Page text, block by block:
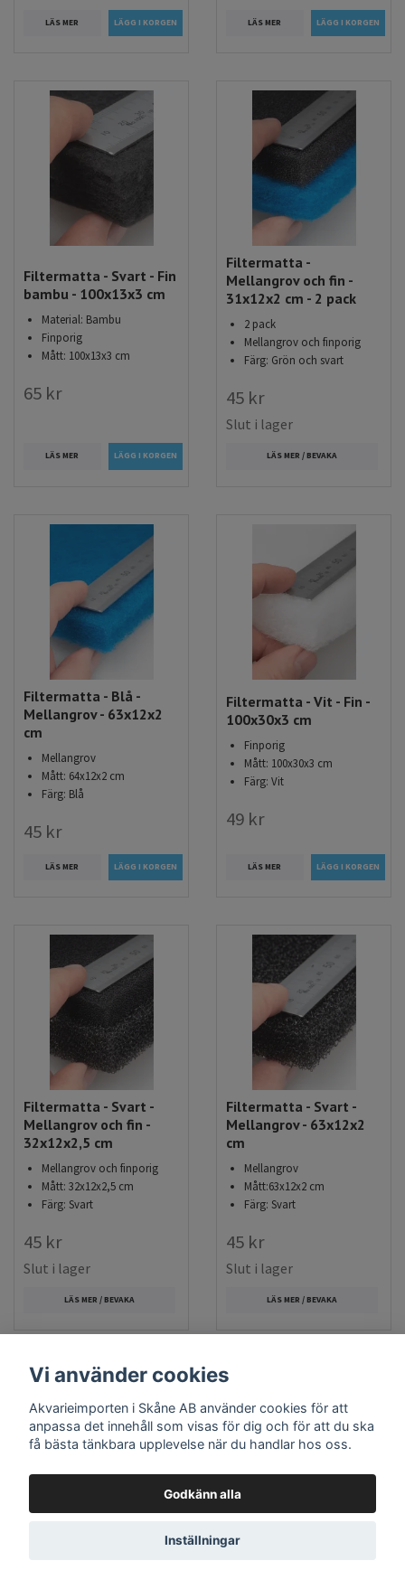
LÄS MER LÄS MER
Filtermatta - Svart - Fin
bambu - 100x13x3 cm
Material: Bambu
Finporig
Mått: 100x13x3 cm
65 kr
LÄS MER
Filtermatta -
Mellangrov och fin -
31x12x2 cm - 2 pack
2 pack
Mellangrov och finporig
Färg: Grön och svart
45 kr
Slut i lager
LÄS MER / BEVAKA
Filtermatta - Blå -
Mellangrov - 63x12x2
cm
Mellangrov
Mått: 64x12x2 cm
Färg: Blå
45 kr
LÄS MER
Filtermatta - Vit - Fin -
100x30x3 cm
Finporig
Mått: 100x30x3 cm
Färg: Vit
49 kr
LÄS MER
Filtermatta - Svart -
Mellangrov och fin -
32x12x2,5 cm
Mellangrov och finporig
Mått: 32x12x2,5 cm
Färg: Svart
45 kr
Slut i lager
LÄS MER / BEVAKA
Filtermatta - Svart -
Mellangrov - 63x12x2
cm
Mellangrov
Mått:63x12x2 cm
Färg: Svart
45 kr
Slut i lager
LÄS MER / BEVAKA
Filtermatta - Vit - Fin -
Vi använder cookies
Akvarieimporten i Skåne AB använder cookies för att
anpassa det innehåll som visas för dig och för att du ska
få bästa tänkbara upplevelse när du handlar hos oss.
Godkänn alla
Inställningar